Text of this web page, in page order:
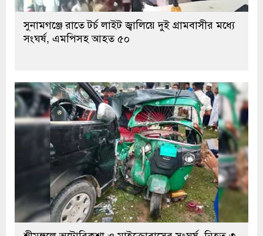
সুনামগঞ্জে রাতে টর্চ লাইট জ্বালিয়ে দুই গ্রামবাসীর মধ্যে
সংঘর্ষ, এমপিসহ আহত ৫০